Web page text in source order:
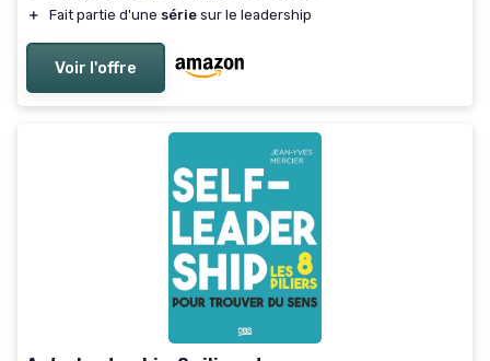
＋
Fait partie d'une série sur le leadership
Voir l'offre